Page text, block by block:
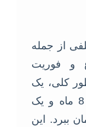
از جمله
و فوریت
کلی، یک
پایان‌نامه ارشد می‌تواند بین 4 تا 8 ماه و یک
بین 8 تا 18 ماه زمان ببرد. این